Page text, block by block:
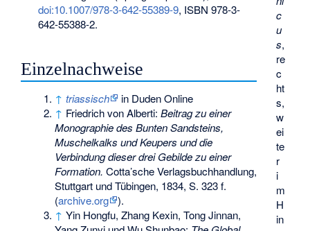
c
u
s,
re
c
ht
s,
w
ei
te
r
i
m
H
in
doi:10.1007/978-3-642-55389-9, ISBN 978-3-
642-55388-2.
Einzelnachweise
↑ triassisch
in Duden Online
↑ Friedrich von Alberti:Beitrag zu einer
Monographie des Bunten Sandsteins,
Muschelkalks und Keupers und die
Verbindung dieser drei Gebilde zu einer
Formation. Cotta’sche Verlagsbuchhandlung,
Stuttgart und Tübingen, 1834, S. 323 f.
(archive.org
).
↑ Yin Hongfu, Zhang Kexin, Tong Jinnan,